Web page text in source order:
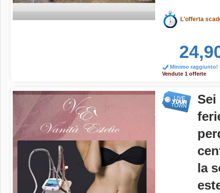
L'offerta
Minimo raggiunto!
Vendute 1 offerte
la